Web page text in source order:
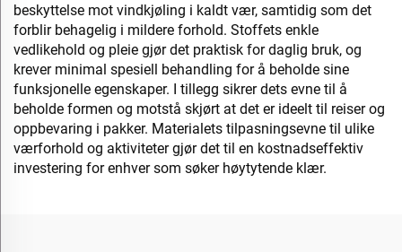
beskyttelse mot vindkjøling i kaldt vær, samtidig som det
forblir behagelig i mildere forhold. Stoffets enkle
vedlikehold og pleie gjør det praktisk for daglig bruk, og
krever minimal spesiell behandling for å beholde sine
funksjonelle egenskaper. I tillegg sikrer dets evne til å
beholde formen og motstå skjørt at det er ideelt til reiser og
oppbevaring i pakker. Materialets tilpasningsevne til ulike
værforhold og aktiviteter gjør det til en kostnadseffektiv
investering for enhver som søker høytytende klær.